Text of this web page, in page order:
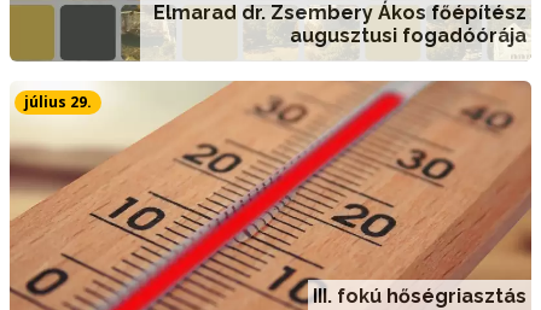
Elmarad dr. Zsembery Ákos főépítész
augusztusi fogadóórája
III. fokú hőségriasztás
július 29.